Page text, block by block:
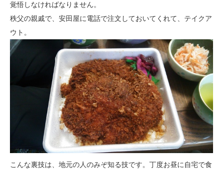
覚悟しなければなりません。
秩父の親戚で、安田屋に電話で注文しておいてくれて、テイクア
ウト。
こんな裏技は、地元の人のみぞ知る技です。丁度お昼に自宅で食